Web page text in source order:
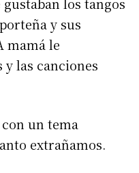
los tangos
y sus
mamá le
y las canciones
un tema
extrañamos.